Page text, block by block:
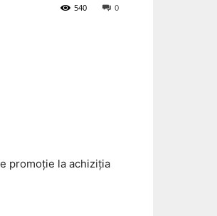
0
540
promoție la achiziția